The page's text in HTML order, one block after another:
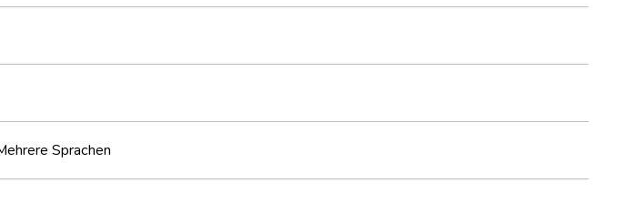
Sprachen